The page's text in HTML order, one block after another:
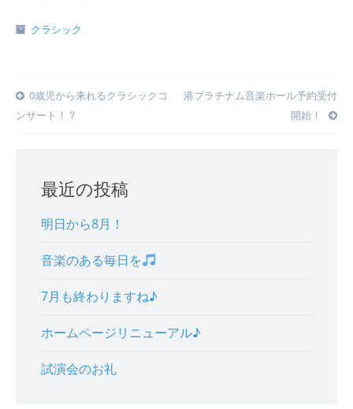
クラシック
Post
0歳児から来れるクラシックコ
ンサート！？
港プラチナム音楽ホール予約受付
開始！
最近の投稿
明日から8月！
音楽のある毎日を
7月も終わりますね♪
ホームページリニューアル♪
試演会のお礼